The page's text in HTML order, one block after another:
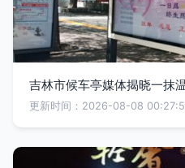
吉林市候车亭媒体揭晓一抹
更新时间：2026-08-08